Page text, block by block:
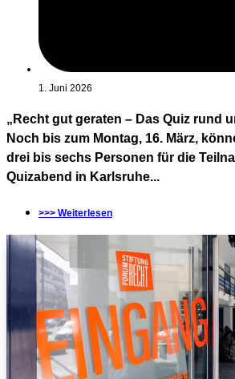
1. Juni 2026
„Recht gut geraten – Das Quiz rund
Noch bis zum Montag, 16. März,
drei bis sechs Personen für die
Quizabend in Karlsruhe...
>>> Weiterlesen